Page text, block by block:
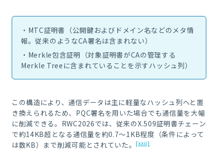
・MTC証明書（公開鍵およびドメイン名などのメタ情
報。従来のようなCA署名は含まれない）
・Merkle包含証明（対象証明書がCAの管理する
Merkle Treeに含まれていることを示すハッシュ列）
この構造により、通信データは主に軽量なハッシュ列へと置
き換えられるため、PQC署名を用いた場合でも通信量を大幅
に削減できる。RWC2026では、従来のX.509証明書チェーン
で約14KB超となる通信量を約0.7～1KB程度（条件によって
は数KB）まで削減可能とされていた。[xxii]